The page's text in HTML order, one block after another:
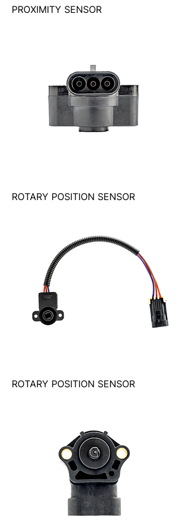
PROXIMITY SENSOR
ROTARY POSITION SENSOR
ROTARY POSITION SENSOR